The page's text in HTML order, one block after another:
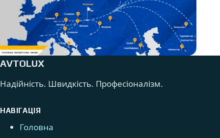
AVTOLUX
Надійність. Швидкість. Професіоналізм.
НАВІГАЦІЯ
Головна